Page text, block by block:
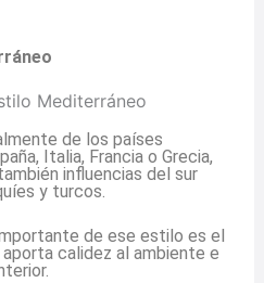
de los países
Italia, Francia o Grecia,
influencias del sur
y turcos.
de ese estilo es el
calidez al ambiente e